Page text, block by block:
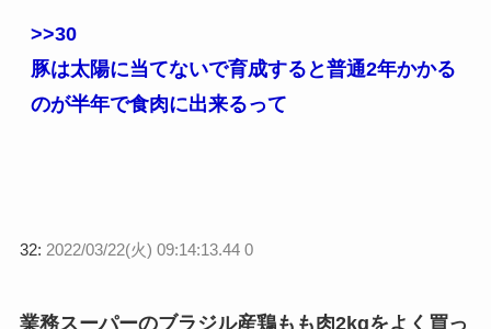
>>30
豚は太陽に当てないで育成すると普通2年かかる
のが半年で食肉に出来るって
32: 2022/03/22(火) 09:14:13.44 0
業務スーパーのブラジル産鶏もも肉2kgをよく買っ